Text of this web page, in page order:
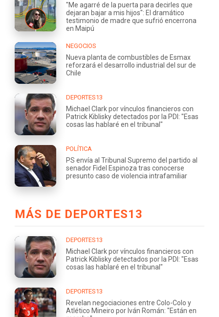
"Me agarré de la puerta para decirles que
dejaran bajar a mis hijos": El dramático
testimonio de madre que sufrió encerrona
en Maipú
NEGOCIOS
Nueva planta de combustibles de Esmax
reforzará el desarrollo industrial del sur de
Chile
DEPORTES13
Michael Clark por vínculos financieros con
Patrick Kiblisky detectados por la PDI: "Esas
cosas las hablaré en el tribunal"
POLÍTICA
PS envía al Tribunal Supremo del partido al
senador Fidel Espinoza tras conocerse
presunto caso de violencia intrafamiliar
MÁS DE DEPORTES13
DEPORTES13
Michael Clark por vínculos financieros con
Patrick Kiblisky detectados por la PDI: "Esas
cosas las hablaré en el tribunal"
DEPORTES13
Revelan negociaciones entre Colo-Colo y
Atlético Mineiro por Iván Román: "Están en